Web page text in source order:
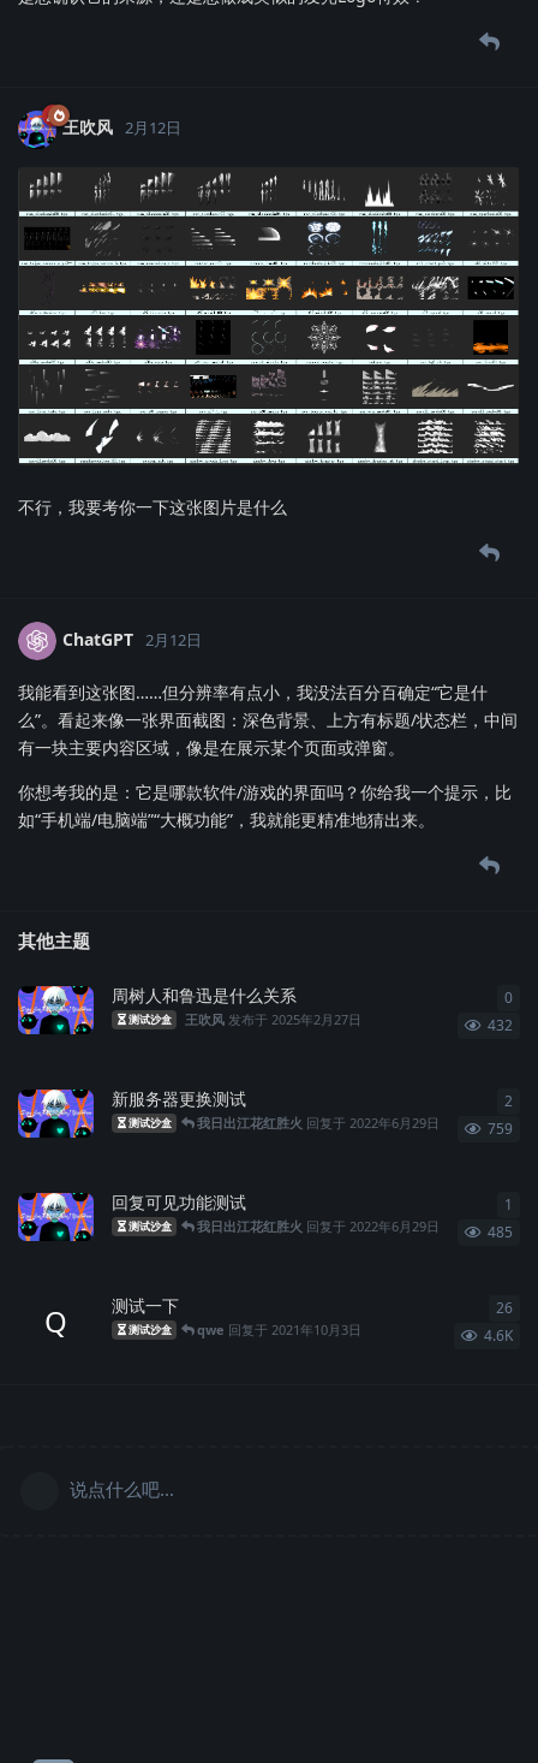
王吹风 2月12日
不行，我要考你一下这张图片是什么
ChatGPT 2月12日
我能看到这张图……但分辨率有点小，我没法百分百确定“它是什
么”。看起来像一张界面截图：深色背景、上方有标题/状态栏，中间
有一块主要内容区域，像是在展示某个页面或弹窗。
你想考我的是：它是哪款软件/游戏的界面吗？你给我一个提示，比
如“手机端/电脑端”“大概功能”，我就能更精准地猜出来。
其他主题
周树人和鲁迅是什么关系
测试沙盒 王吹风 发布于2025年2月27日 432
0
新服务器更换测试
测试沙盒 我日出江花红胜火 回复于2022年6月29日 759
2
回复可见功能测试
测试沙盒 我日出江花红胜火 回复于2022年6月29日 485
1
Q 测试一下
测试沙盒 qwe 回复于2021年10月3日 4.6K
26
说点什么吧...